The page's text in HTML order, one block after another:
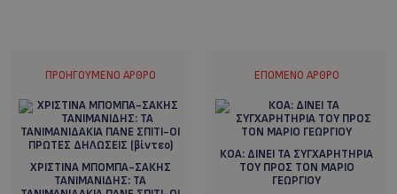
ΠΡΟΗΓΟΎΜΕΝΟ ΆΡΘΡΟ
ΧΡΙΣΤΙΝΑ ΜΠΟΜΠΑ-ΣΑΚΗΣ
ΤΑΝΙΜΑΝΙΔΗΣ: ΤΑ
ΕΠΌΜΕΝΟ ΆΡΘΡΟ
ΚΟΑ: ΔΙΝΕΙ ΤΑ ΣΥΓΧΑΡΗΤΗΡΙΑ
ΤΟΥ ΠΡΟΣ ΤΟΝ ΜΑΡΙΟ
ΓΕΩΡΓΙΟΥ